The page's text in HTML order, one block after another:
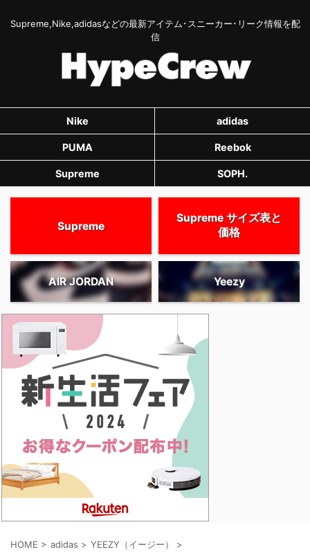
Supreme,Nike,adidasなどの最新アイテム･スニーカー･リーク情報を配
信
Nike adidas
PUMA Reebok
Supreme SOPH.
Supreme
Supreme サイズ表と
価格
AIR JORDAN Yeezy
HOME > adidas > YEEZY（イージー） >